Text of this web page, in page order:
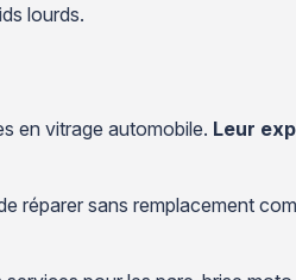
lourds.
en vitrage automobile. Leur
réparer sans remplacement